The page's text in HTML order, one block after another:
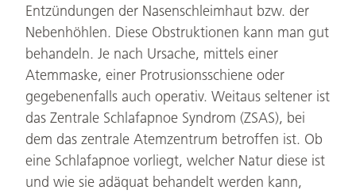
Entzündungen der Nasenschleimhaut bzw. der
Nebenhöhlen. Diese Obstruktionen kann man gut
behandeln. Je nach Ursache, mittels einer
Atemmaske, einer Protrusionsschiene oder
gegebenenfalls auch operativ. Weitaus seltener ist
das Zentrale Schlafapnoe Syndrom (ZSAS), bei
dem das zentrale Atemzentrum betroffen ist. Ob
eine Schlafapnoe vorliegt, welcher Natur diese ist
und wie sie adäquat behandelt werden kann,